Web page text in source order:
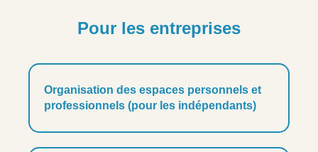
Pour les entreprises
Organisation des espaces personnels et
professionnels (pour les indépendants)